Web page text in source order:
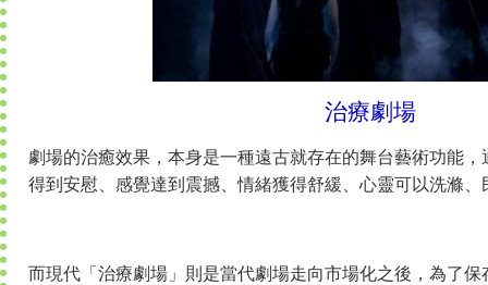
治療劇場
劇場的治癒效果，本身是一種遠古就存在的舞台藝術功能
得到安慰、感覺達到震撼、情緒獲得舒緩、心靈可以洗滌、
而現代「治療劇場」則是當代劇場走向市場化之後，為了